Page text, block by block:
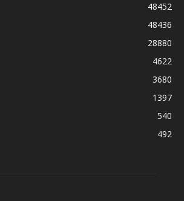
48452
48436
28880
4622
3680
1397
540
492